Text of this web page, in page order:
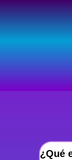
¿Qué